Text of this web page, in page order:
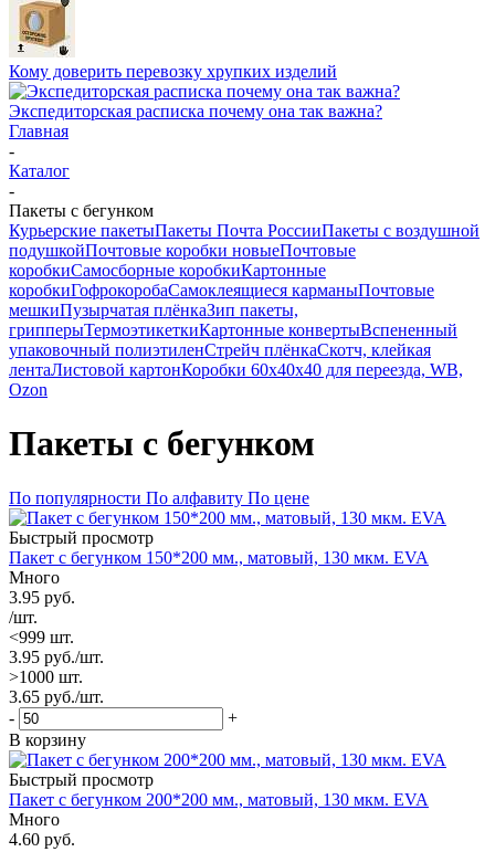
Кому доверить перевозку хрупких изделий
Экспедиторская расписка почему она так важна?
Главная
-
Каталог
-
Пакеты с бегунком
Курьерские пакетыПакеты Почта РоссииПакеты с воздушной
подушкойПочтовые коробки новыеПочтовые
коробкиСамосборные коробкиКартонные
коробкиГофрокоробаСамоклеящиеся карманыПочтовые
мешкиПузырчатая плёнкаЗип пакеты,
грипперыТермоэтикеткиКартонные конвертыВспененный
упаковочный полиэтиленСтрейч плёнкаСкотч, клейкая
лентаЛистовой картонКоробки 60х40х40 для переезда, WB,
Ozon
Пакеты с бегунком
По популярности По алфавиту По цене
Быстрый просмотр
Пакет с бегунком 150*200 мм., матовый, 130 мкм. EVA
Много
3.95 руб.
/шт.
<999 шт.
3.95 руб./шт.
>1000 шт.
3.65 руб./шт.
-
+
В корзину
Быстрый просмотр
Пакет с бегунком 200*200 мм., матовый, 130 мкм. EVA
Много
4.60 руб.